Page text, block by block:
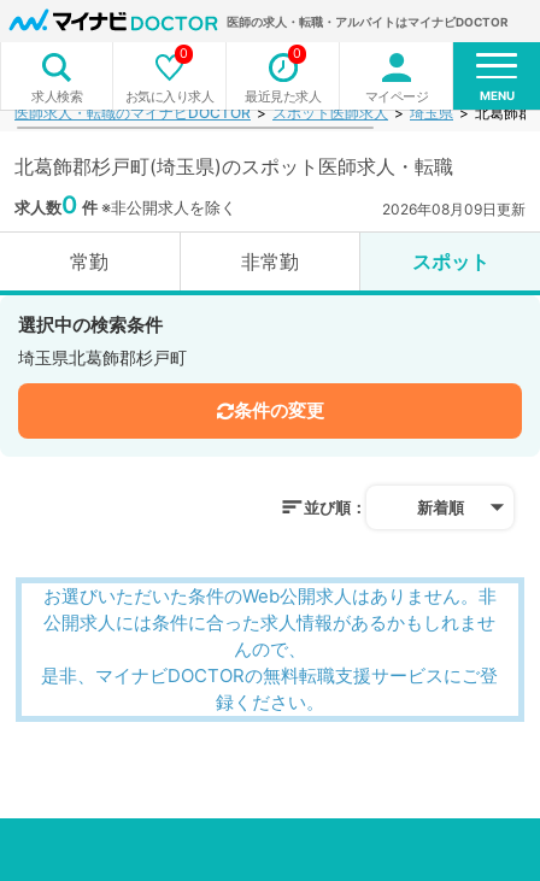
医師の求人・転職・アルバイトはマイナビDOCTOR
求人検索 お気に入り求人
0
最近見た求人
0
マイページ MENU
医師求人・転職のマイナビDOCTOR スポット医師求人 埼玉県 北葛飾郡
北葛飾郡杉戸町(埼玉県)のスポット医師求人・転職
求人数0 件※非公開求人を除く 2026年08月09日更新
常勤 非常勤 スポット
選択中の検索条件
埼玉県北葛飾郡杉戸町
条件の変更
並び順： 新着順
お選びいただいた条件のWeb公開求人はありません。非
公開求人には条件に合った求人情報があるかもしれませ
んので、
是非、マイナビDOCTORの無料転職支援サービスにご登
録ください。